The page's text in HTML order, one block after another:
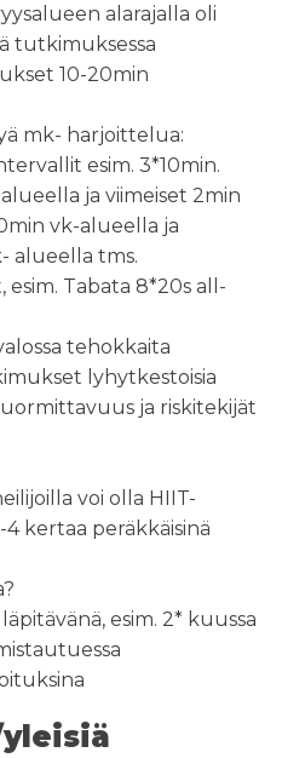
alarajalla oli
tutkimuksessa
10-20min
mk- harjoittelua:
esim. 3*10min.
ja viimeiset 2min
vk-alueella ja
alueella tms.
Tabata 8*20s all-
tehokkaita
lyhytkestoisia
ja riskitekijät
voi olla HIIT-
kertaa peräkkäisinä
esim. 2* kuussa